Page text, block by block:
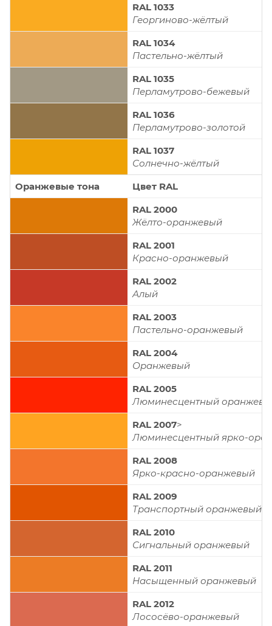
RAL 1033
Георгиново-жёлтый
RAL 1034
Пастельно-жёлтый
RAL 1035
Перламутрово-бежевый
RAL 1036
Перламутрово-золотой
RAL 1037
Солнечно-жёлтый
Оранжевые тона
Цвет RAL
RAL 2000
Жёлто-оранжевый
RAL 2001
Красно-оранжевый
RAL 2002
Алый
RAL 2003
Пастельно-оранжевый
RAL 2004
Оранжевый
RAL 2005
Люминесцентный
RAL 2007>
Люминесцентный ярко-
RAL 2008
Ярко-красно-оранжевый
RAL 2009
Транспортный оранжевый
RAL 2010
Сигнальный оранжевый
RAL 2011
Насыщенный оранжевый
RAL 2012
Лососёво-оранжевый